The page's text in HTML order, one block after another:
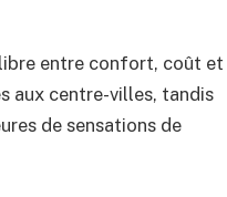
entre confort, coût et
aux centre-villes, tandis
de sensations de